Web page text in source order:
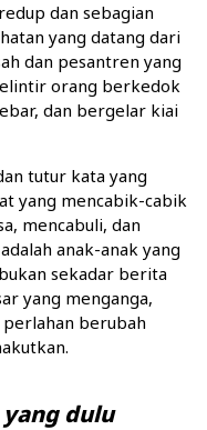
dan sebagian
yang datang dari
dan pesantren yang
orang berkedok
dan bergelar kiai
tutur kata yang
yang mencabik-cabik
mencabuli, dan
anak-anak yang
sekadar berita
yang menganga,
perlahan berubah
dulu